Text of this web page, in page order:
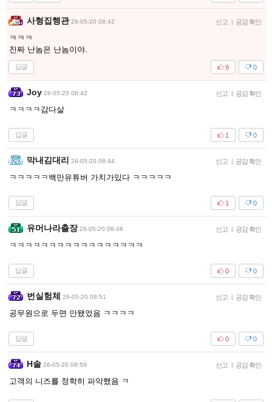
사형집행관 26-05-20 08:42 신고 | 공감 확인
ㅋㅋㅋ
진짜 난놈은 난놈이야.
답글 0
9
Joy 26-05-20 08:42 신고 | 공감 확인
ㅋㅋㅋㅋ감다살
답글 0
1
막내김대리 26-05-20 08:44 신고 | 공감 확인
ㅋㅋㅋㅋㅋ백만유튜버 가치가있다 ㅋㅋㅋㅋㅋ
답글 0
1
유머나라출장 26-05-20 08:46 신고 | 공감 확인
ㅋㅋㅋㅋㅋㅋㅋㅋㅋㅋㅋㅋㅋㅋㅋㅋㅋ
답글 0
0
번실험체 26-05-20 08:51 신고 | 공감 확인
공무원으로 두면 안됐었음 ㅋㅋㅋㅋ
답글 0
0
H솔 26-05-20 08:59 신고 | 공감 확인
고객의 니즈를 정학히 파악했음 ㅋ